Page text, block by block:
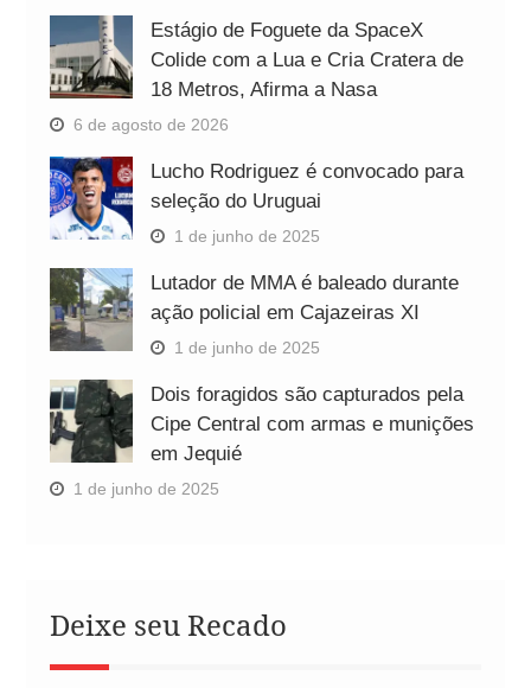
Estágio de Foguete da SpaceX
Colide com a Lua e Cria Cratera de
18 Metros, Afirma a Nasa
6 de agosto de 2026
Lucho Rodriguez é convocado para
seleção do Uruguai
1 de junho de 2025
Lutador de MMA é baleado durante
ação policial em Cajazeiras XI
1 de junho de 2025
Dois foragidos são capturados pela
Cipe Central com armas e munições
em Jequié
1 de junho de 2025
Deixe seu Recado